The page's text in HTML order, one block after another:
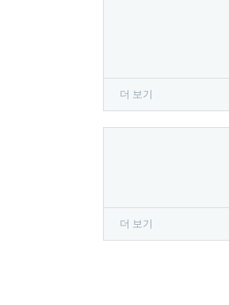
더 보기
더 보기